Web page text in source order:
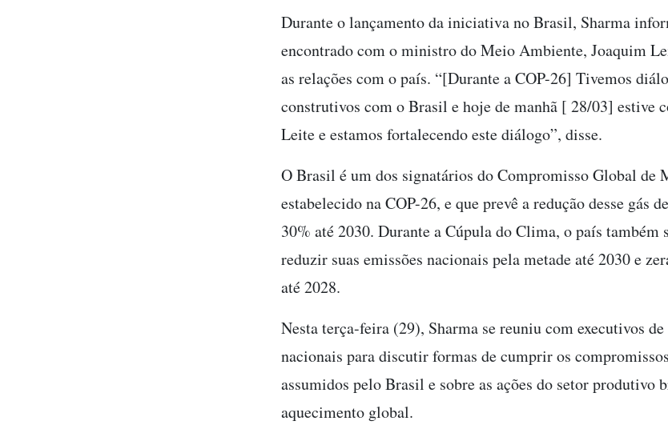
Durante o lançamento da iniciativa no Brasil, Sharma
encontrado com o ministro do Meio Ambiente, Joaquim
as relações com o país. “[Durante a COP-26] Tivemos
construtivos com o Brasil e hoje de manhã [ 28/03] estive
Leite e estamos fortalecendo este diálogo”, disse.
O Brasil é um dos signatários do Compromisso Global de
estabelecido na COP-26, e que prevê a redução desse gás
30% até 2030. Durante a Cúpula do Clima, o país também
reduzir suas emissões nacionais pela metade até 2030 e
até 2028.
Nesta terça-feira (29), Sharma se reuniu com executivos de
nacionais para discutir formas de cumprir os
assumidos pelo Brasil e sobre as ações do setor produtivo
aquecimento global.